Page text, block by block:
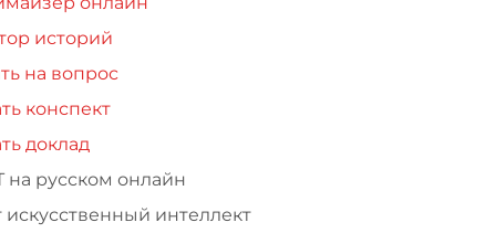
историй
на вопрос
конспект
доклад
на русском онлайн
искусственный интеллект